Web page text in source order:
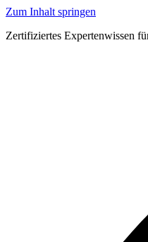
Zum Inhalt springen
Zertifiziertes Expertenwissen